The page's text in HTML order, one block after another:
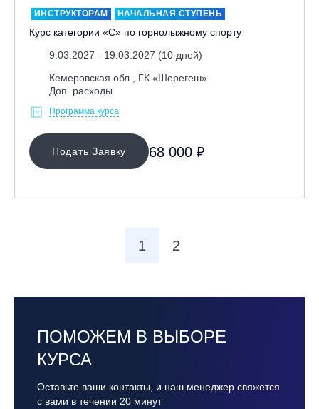
ИНСТРУКТОРАМ НАЧАЛЬНАЯ СТУПЕНЬ
Курс категории «С» по горнолыжному спорту
9.03.2027 - 19.03.2027 (10 дней)
Кемеровская обл., ГК «Шерегеш»
Доп. расходы
Программа курса
Подать Заявку 68 000 ₽
1 2
ПОМОЖЕМ В ВЫБОРЕ
КУРСА
Оставьте ваши контакты, и наш менеджер свяжется
с вами в течении 20 минут